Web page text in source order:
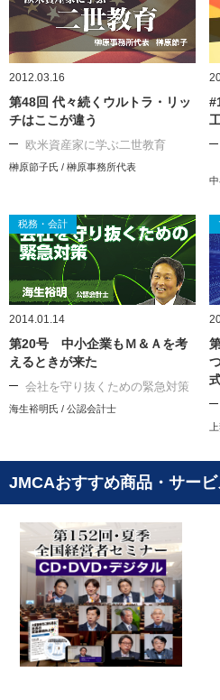
2012.03.16
第48回 代々続くウルトラ・リッ
チはここが違う
欧米資産家に学ぶ二世教育
榊原節子氏 / 榊原事務所代表
税務・会計
2014.01.14
第20号 中小企業もＭ＆Ａを考
えるときが来た
会社を守り抜くための緊急対策
海生裕明氏 / 公認会計士
JMCAおすすめ商品・サービ